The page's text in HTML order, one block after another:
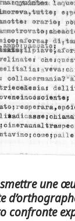
une
confronte